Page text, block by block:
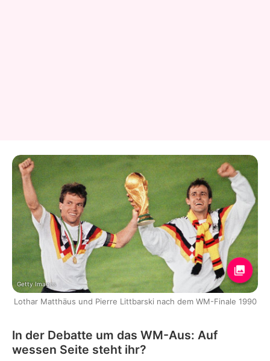
Getty Images
Lothar Matthäus und Pierre Littbarski nach dem WM-Finale 1990
In der Debatte um das WM-Aus: Auf
wessen Seite steht ihr?